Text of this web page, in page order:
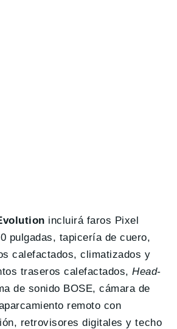
incluirá faros Pixel
pulgadas, tapicería de cuero,
calefactados, climatizados y
traseros calefactados,Head-
de sonido BOSE, cámara de
remoto con
retrovisores digitales y techo